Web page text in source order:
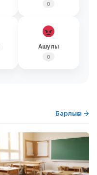
0
Ашулы
0
Барлығы →